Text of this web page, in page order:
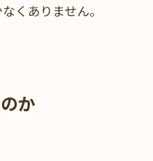
くありません。
か